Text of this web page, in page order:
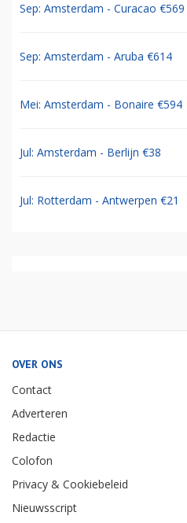
Sep: Amsterdam - Curacao €569
Sep: Amsterdam - Aruba €614
Mei: Amsterdam - Bonaire €594
Jul: Amsterdam - Berlijn €38
Jul: Rotterdam - Antwerpen €21
OVER ONS
Contact
Adverteren
Redactie
Colofon
Privacy & Cookiebeleid
Nieuwsscript